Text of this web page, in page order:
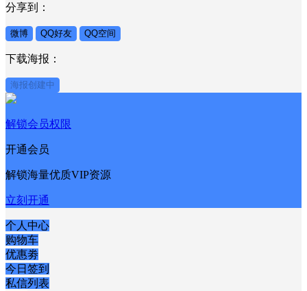
分享到：
微博 QQ好友 QQ空间
下载海报：
海报创建中
解锁会员权限
开通会员
解锁海量优质VIP资源
立刻开通
个人中心
购物车
优惠劵
今日签到
私信列表